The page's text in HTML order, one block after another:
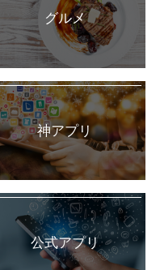
グルメ
神アプリ
公式アプリ